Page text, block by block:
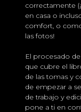
correctamente
en casa o
comfort, o
las fotos!
El procesado
que cubre el
de las tomas y
de empezar a
de trabajo y
pone a ti en